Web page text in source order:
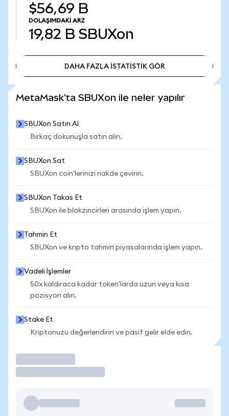
$56,69 B
DOLAŞIMDAKI ARZ
19,82 B SBUXon
DAHA FAZLA İSTATİSTİK GÖR
MetaMask'ta SBUXon ile neler yapılır
SBUXon Satın Al
Birkaç dokunuşla satın alın.
SBUXon Sat
SBUXon coin'lerinizi nakde çevirin.
SBUXon Takas Et
SBUXon ile blokzincirleri arasında işlem yapın.
Tahmin Et
SBUXon ve kripto tahmin piyasalarında işlem yapın.
Vadeli İşlemler
50x kaldıraca kadar token'larda uzun veya kısa
pozisyon alın.
Stake Et
Kriptonuzu değerlendirin ve pasif gelir elde edin.